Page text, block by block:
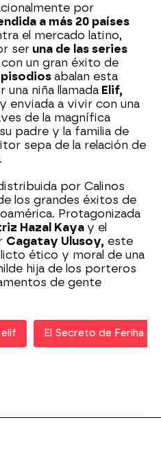
por
a más 20 países
el mercado latino,
ser una de las series
con un gran éxito de
abalan esta
niña llamada Elif,
y enviada a vivir con una
de la magnífica
padre y la familia de
sepa de la relación de
por Calinos
los grandes éxitos de
Protagonizada
Hazal Kaya y el
Cagatay Ulusoy, este
ético y moral de una
hija de los porteros
de gente
elif El Secreto de Feriha